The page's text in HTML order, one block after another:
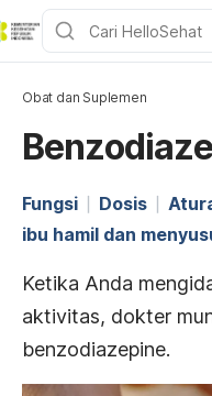
Obat dan Suplemen
Fungsi Dosis
ibu hamil dan
Ketika Anda
aktivitas, dokter
benzodiazepine.